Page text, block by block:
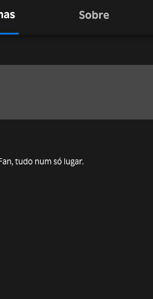
Sobre
tudo num só lugar.